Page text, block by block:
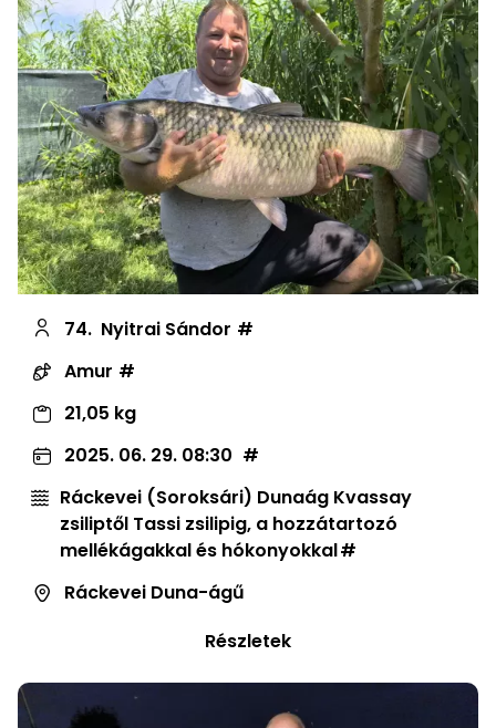
74. Nyitrai Sándor
Amur
21,05 kg
2025. 06. 29. 08:30
Ráckevei (Soroksári) Dunaág Kvassay
zsiliptől Tassi zsilipig, a hozzátartozó
mellékágakkal és hókonyokkal
Ráckevei Duna-ágű
Részletek